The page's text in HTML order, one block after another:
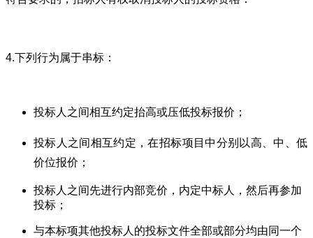
4.下列行为属于串标：
投标人之间相互约定抬高或压低投标报价；
投标人之间相互约定，在招标项目中分别以高、中、低
价位报价；
投标人之间先进行内部竞价，内定中标人，然后再参加
投标；
与本标项其他投标人的投标文件全部或部分均由同一个